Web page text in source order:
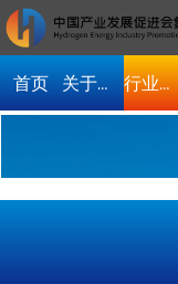
首页 关于我们 行业资讯